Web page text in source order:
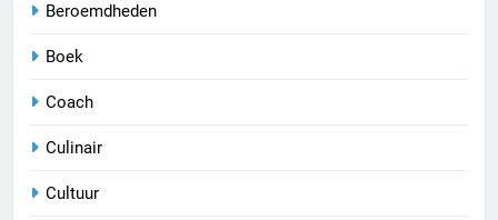
Beroemdheden
Boek
Coach
Culinair
Cultuur